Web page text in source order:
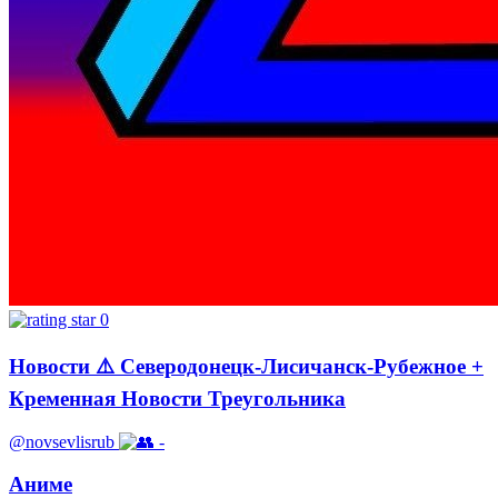
0
Новости ⚠️ Северодонецк-Лисичанск-Рубежное +
Кременная Новости Треугольника
@novsevlisrub -
Аниме